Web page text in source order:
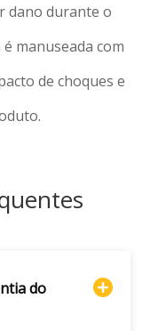
dano durante o
manuseada com
de choques e
do